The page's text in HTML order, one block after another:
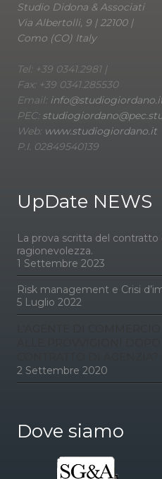
Studio Didona & Associati
Via Albertolli, 9 | 22100 |
Como (CO) Italy
Tel: +39 0341.2981 |
Fax: +39 0341.285530
Email:
PEC:
Web: www.studiogiordano.it
P.I. 02849540139
UpDate NEWS
La prova scritta del
ragionevolezza.
1 Settembre 2023
Risk management e Crisi
5 Luglio 2022
2 Settembre 2020
Dove siamo